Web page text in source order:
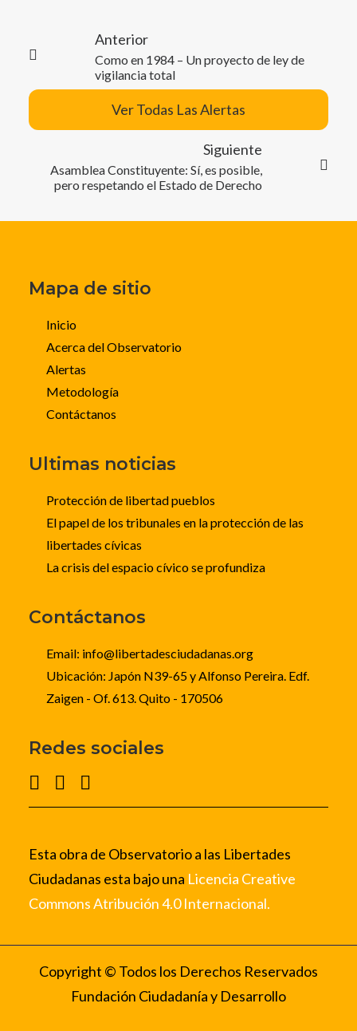
Anterior
Como en 1984 – Un proyecto de ley de
vigilancia total
Ver Todas Las Alertas
Siguiente
Asamblea Constituyente: Sí, es posible,
pero respetando el Estado de Derecho
Mapa de sitio
Inicio
Acerca del Observatorio
Alertas
Metodología
Contáctanos
Ultimas noticias
Protección de libertad pueblos
El papel de los tribunales en la protección de las
libertades cívicas
La crisis del espacio cívico se profundiza
Contáctanos
Email: info@libertadesciudadanas.org
Ubicación: Japón N39-65 y Alfonso Pereira. Edf.
Zaigen - Of. 613. Quito - 170506
Redes sociales
Esta obra de Observatorio a las Libertades
Ciudadanas esta bajo una Licencia Creative
Commons Atribución 4.0 Internacional.
Copyright © Todos los Derechos Reservados
Fundación Ciudadanía y Desarrollo